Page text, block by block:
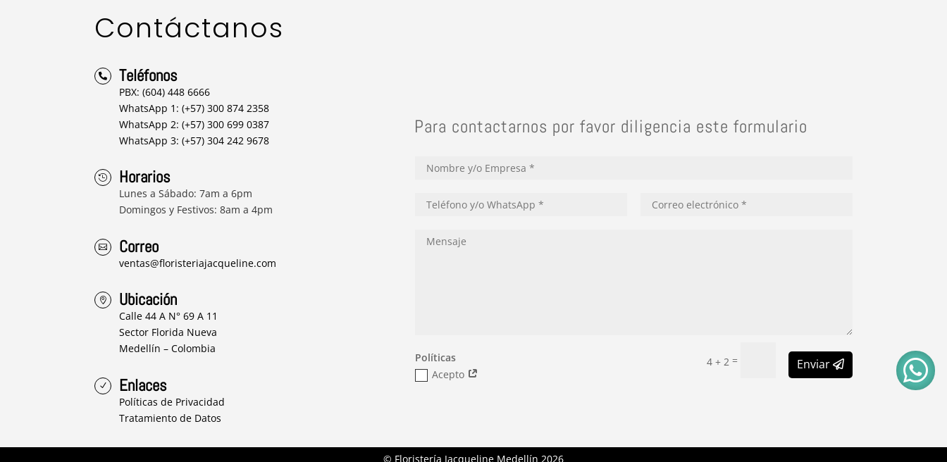

Contáctanos
 Teléfonos
PBX: (604) 448 6666
WhatsApp 1: (+57) 300 874 2358
WhatsApp 2: (+57) 300 699 0387
WhatsApp 3: (+57) 304 242 9678
 Horarios
Lunes a Sábado: 7am a 6pm
Domingos y Festivos: 8am a 4pm
 Correo
ventas@floristeriajacqueline.com
 Ubicación
Calle 44 A N° 69 A 11
Sector Florida Nueva
Medellín – Colombia
N Enlaces
Políticas de Privacidad
Tratamiento de Datos
Para contactarnos por favor diligencia este formulario
Políticas
Acepto
4 + 2 = Enviar
© Floristería Jacqueline Medellín 2026